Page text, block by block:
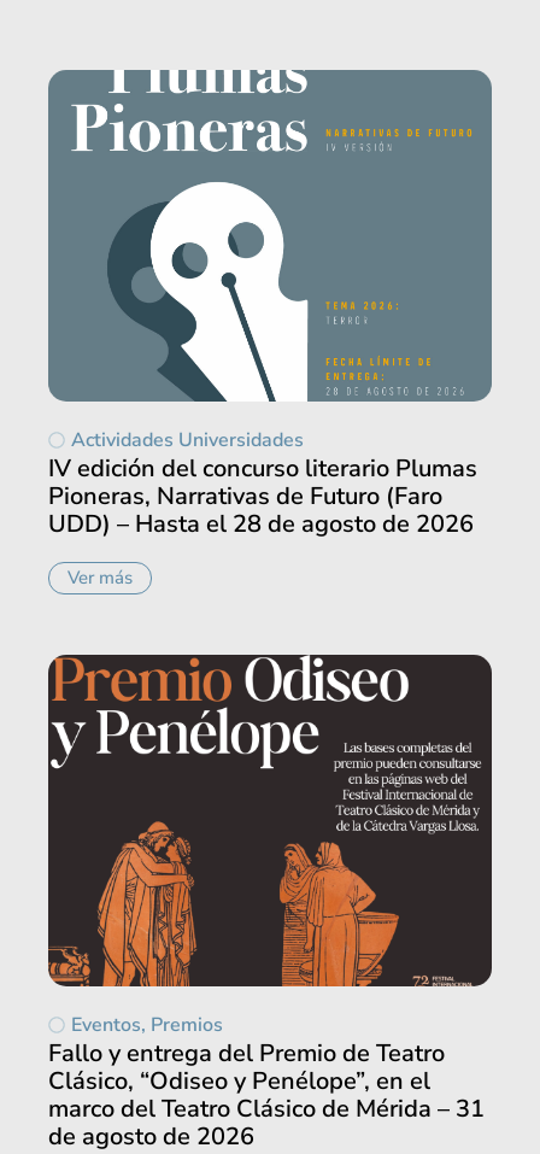
Actividades Universidades
IV edición del concurso literario Plumas
Pioneras, Narrativas de Futuro (Faro
UDD) – Hasta el 28 de agosto de 2026
Ver más
Eventos, Premios
Fallo y entrega del Premio de Teatro
Clásico, “Odiseo y Penélope”, en el
marco del Teatro Clásico de Mérida – 31
de agosto de 2026